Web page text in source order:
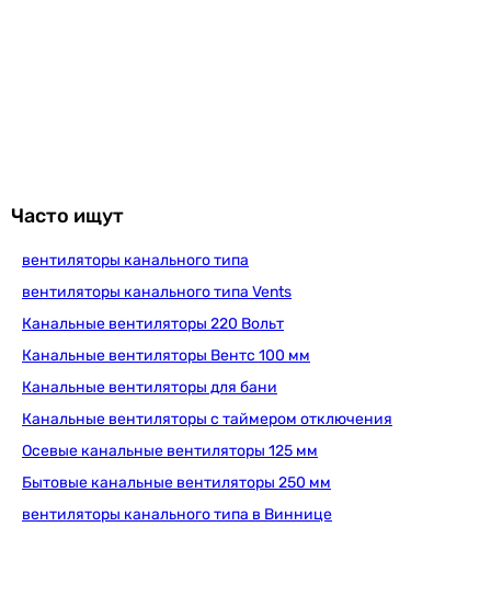
Вентс 125 ВКО турбо
Часто ищут
вентиляторы канального типа
вентиляторы канального типа Vents
Канальные вентиляторы 220 Вольт
Канальные вентиляторы Вентс 100 мм
Канальные вентиляторы для бани
Канальные вентиляторы с таймером отключения
Осевые канальные вентиляторы 125 мм
Бытовые канальные вентиляторы 250 мм
вентиляторы канального типа в Виннице